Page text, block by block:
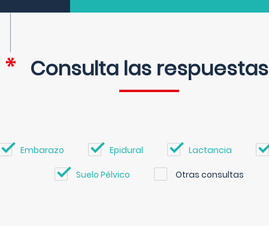
Consulta las respuestas
Embarazo Epidural Lactancia
Suelo Pélvico Otras consultas